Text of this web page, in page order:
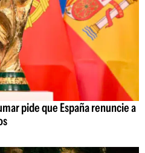
pide que España renuncie a